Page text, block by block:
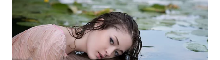
WAHANANEWS
NET
WAHANA
SPORT